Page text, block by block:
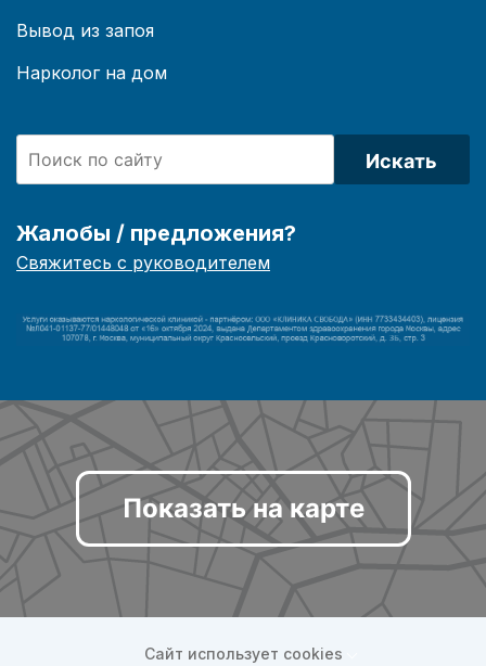
Вывод из запоя
Нарколог на дом
Искать
Жалобы / предложения?
Свяжитесь с руководителем
Показать на карте
Сайт использует cookies